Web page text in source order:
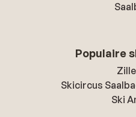
Populaire
Skicircus
Ski